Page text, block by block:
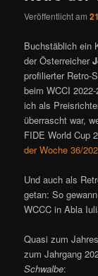
Veröffentlicht am
Buchstäblich ein
der Österreicher
profilierter Retro-
beim WCCI
ich als
überrascht war,
FIDE World Cup
der Woche 36/
Und auch als
getan: So
WCCC in Abla
Quasi zum
zum Jahrgang
Schwalbe: